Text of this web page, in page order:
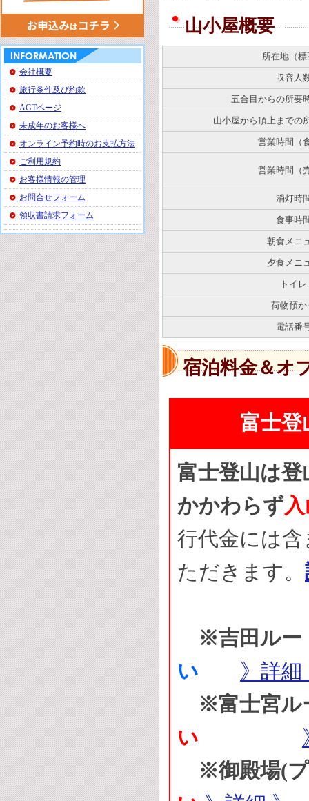
会社概要
旅行条件及び約款
AGTページ
未成年のお客様へ
オンライン予約時のお支払方法
ご利用規約
お客様情報の管理
お問合せフォーム
領収書請求フォーム
山小屋概要
所在地（
収容人
五合目からの所要
山小屋から頂上までの
営業時間（
営業時間（
消灯時
食事時
朝食メニ
夕食メニ
トイレ
荷物預か
電話番
宿泊料金＆オ
富士登
富士登山は登
かかわらず
行代金には
ただきます。
※吉田ル
い 》詳細
※富士宮
い
※御殿場(